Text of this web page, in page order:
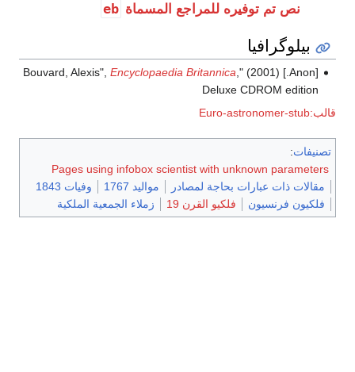
نص تم توفيره للمراجع المسماة eb
بيلوگرافيا
[Anon.] (2001) "Bouvard, Alexis",
Encyclopaedia Britannica,
Deluxe CDROM edition
قالب:Euro-astronomer-stub
تصنيفات:
Pages using infobox scientist with unknown parameters
مقالات ذات عبارات بحاجة لمصادر
مواليد 1767
وفيات 1843
فلكيون فرنسيون
فلكيو القرن 19 زملاء الجمعية الملكية